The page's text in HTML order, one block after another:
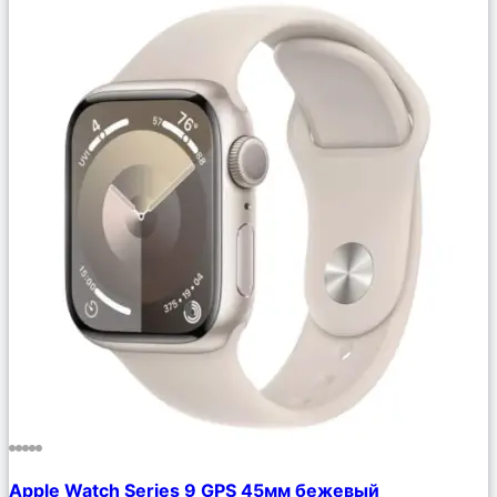
Apple Watch Series 9 GPS 45мм бежевый